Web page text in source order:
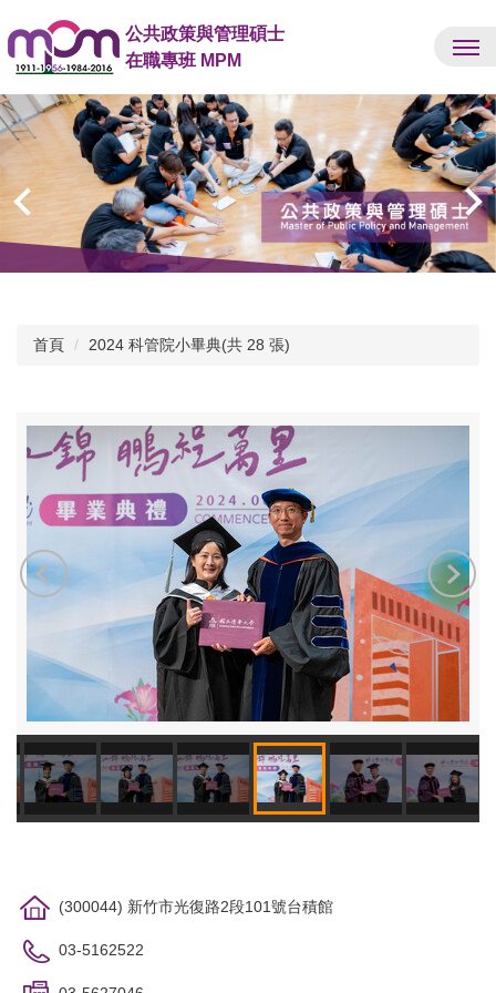
到
主
內
容
公共政策與管理碩士
在職專班 MPM
首頁 2024 科管院小畢典(共 28 張)
(300044) 新竹市光復路2段101號台積館
03-5162522